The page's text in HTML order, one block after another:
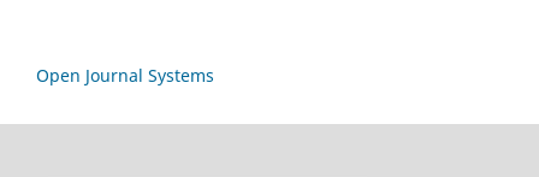
Open Journal Systems